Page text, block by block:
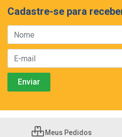
Cadastre-se para
Meus Pedidos